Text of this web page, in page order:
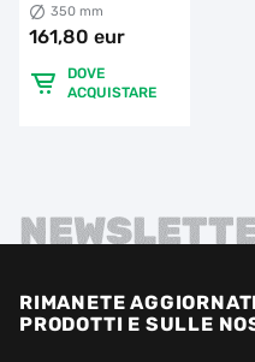
350 mm
161,80 eur
DOVE
ACQUISTARE
RIMANETE
PRODOTTI E SULLE